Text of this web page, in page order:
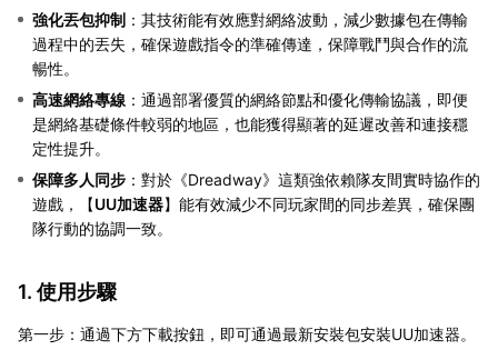
強化丟包抑制 ：其技術能有效應對網絡波動，減少數據包在傳輸
過程中的丟失，確保遊戲指令的準確傳達，保障戰鬥與合作的流
暢性。
高速網絡專線 ：通過部署優質的網絡節點和優化傳輸協議，即便
是網絡基礎條件較弱的地區，也能獲得顯著的延遲改善和連接穩
定性提升。
保障多人同步 ：對於《Dreadway》這類強依賴隊友間實時協作的
遊戲，【UU加速器】能有效減少不同玩家間的同步差異，確保團
隊行動的協調一致。
1. 使用步驟
第一步：通過下方下載按鈕，即可通過最新安裝包安裝UU加速器。